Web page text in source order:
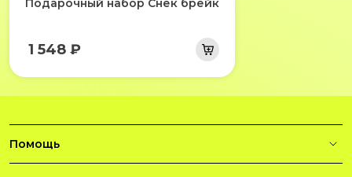
Подарочный набор Снек брейк
1 548 ₽
Помощь